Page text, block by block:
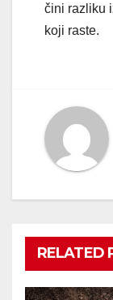
čini razliku
koji raste.
RELATED